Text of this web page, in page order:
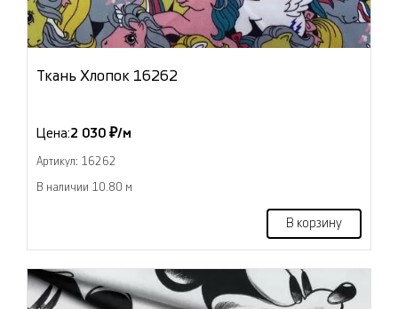
Ткань Хлопок 16262
Цена:2 030 ₽/м
Артикул: 16262
В наличии 10.80 м
В корзину